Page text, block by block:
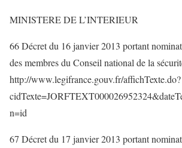
MINISTERE DE L’INTERIEUR
66 Décret du 16 janvier 2013 portant
des membres du Conseil national de la
http://www.legifrance.gouv.fr/affichTexte.do?
n=id
67 Décret du 17 janvier 2013 portant